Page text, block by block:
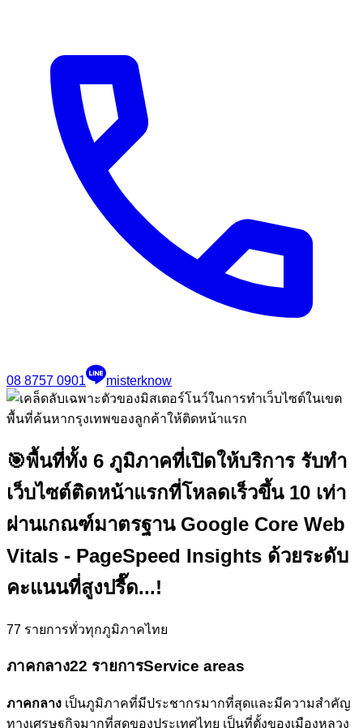
08 8757 0901 misterknow
🎯พื้นที่ทั้ง 6 ภูมิภาคที่เปิดให้บริการ รับทำ
เว็บไซต์ติดหน้าแรกที่โหลดเร็วขึ้น 10 เท่า
ผ่านเกณฑ์มาตรฐาน Google Core Web
Vitals - PageSpeed Insights ด้วยระดับ
คะแนนที่สูงปรี๊ด...!
77 รายการทั่วทุกภูมิภาคไทย
ภาคกลาง22 รายการService areas
ภาคกลาง เป็นภูมิภาคที่มีประชากรมากที่สุดและมีความสำคัญ
ทางเศรษฐกิจมากที่สุดของประเทศไทย เป็นที่ตั้งของเมืองหลวง